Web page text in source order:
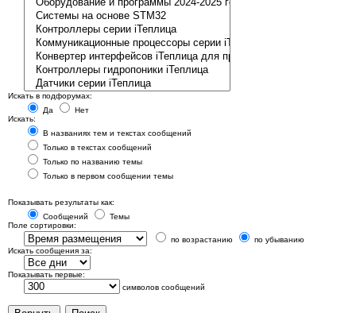
Искать в подфорумах:
Да
Нет
Искать:
В названиях тем и текстах сообщений
Только в текстах сообщений
Только по названию темы
Только в первом сообщении темы
Показывать результаты как:
Сообщений
Темы
Поле сортировки:
по возрастанию
по убыванию
Искать сообщения за:
Показывать первые:
символов сообщений